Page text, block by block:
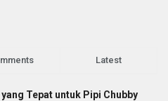
Latest
yang Tepat untuk Pipi Chubby